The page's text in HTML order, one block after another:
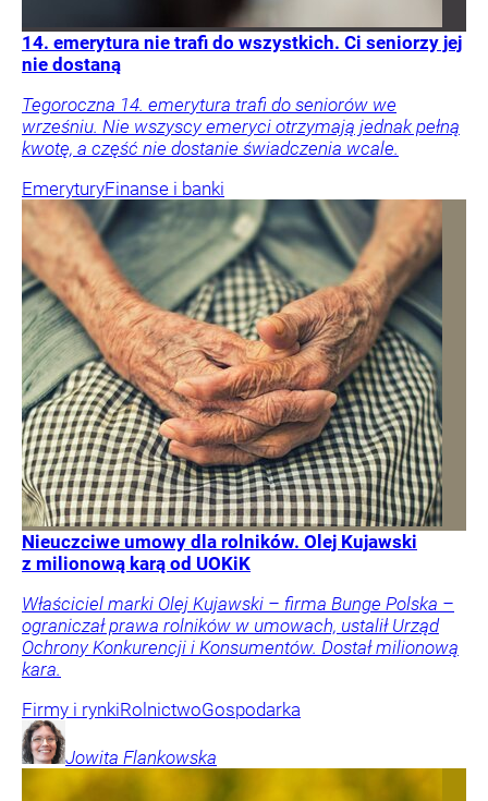
14. emerytura nie trafi do wszystkich. Ci seniorzy jej
nie dostaną
Tegoroczna 14. emerytura trafi do seniorów we
wrześniu. Nie wszyscy emeryci otrzymają jednak pełną
kwotę, a część nie dostanie świadczenia wcale.
EmeryturyFinanse i banki
Nieuczciwe umowy dla rolników. Olej Kujawski
z milionową karą od UOKiK
Właściciel marki Olej Kujawski – firma Bunge Polska –
ograniczał prawa rolników w umowach, ustalił Urząd
Ochrony Konkurencji i Konsumentów. Dostał milionową
kara.
Firmy i rynkiRolnictwoGospodarka
Jowita Flankowska